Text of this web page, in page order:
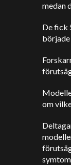
medan
De fick
om